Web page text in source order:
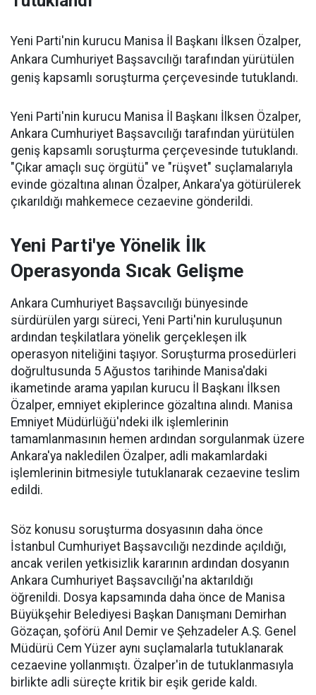
Yeni Parti'nin kurucu Manisa İl Başkanı İlksen Özalper,
Ankara Cumhuriyet Başsavcılığı tarafından yürütülen
geniş kapsamlı soruşturma çerçevesinde tutuklandı.
Yeni Parti'nin kurucu Manisa İl Başkanı İlksen Özalper,
Ankara Cumhuriyet Başsavcılığı tarafından yürütülen
geniş kapsamlı soruşturma çerçevesinde tutuklandı.
"Çıkar amaçlı suç örgütü" ve "rüşvet" suçlamalarıyla
evinde gözaltına alınan Özalper, Ankara'ya götürülerek
çıkarıldığı mahkemece cezaevine gönderildi.
Yeni Parti'ye Yönelik İlk
Operasyonda Sıcak Gelişme
Ankara Cumhuriyet Başsavcılığı bünyesinde
sürdürülen yargı süreci, Yeni Parti'nin kuruluşunun
ardından teşkilatlara yönelik gerçekleşen ilk
operasyon niteliğini taşıyor. Soruşturma prosedürleri
doğrultusunda 5 Ağustos tarihinde Manisa'daki
ikametinde arama yapılan kurucu İl Başkanı İlksen
Özalper, emniyet ekiplerince gözaltına alındı. Manisa
Emniyet Müdürlüğü'ndeki ilk işlemlerinin
tamamlanmasının hemen ardından sorgulanmak üzere
Ankara'ya nakledilen Özalper, adli makamlardaki
işlemlerinin bitmesiyle tutuklanarak cezaevine teslim
edildi.
Söz konusu soruşturma dosyasının daha önce
İstanbul Cumhuriyet Başsavcılığı nezdinde açıldığı,
ancak verilen yetkisizlik kararının ardından dosyanın
Ankara Cumhuriyet Başsavcılığı'na aktarıldığı
öğrenildi. Dosya kapsamında daha önce de Manisa
Büyükşehir Belediyesi Başkan Danışmanı Demirhan
Gözaçan, şoförü Anıl Demir ve Şehzadeler A.Ş. Genel
Müdürü Cem Yüzer aynı suçlamalarla tutuklanarak
cezaevine yollanmıştı. Özalper'in de tutuklanmasıyla
birlikte adli süreçte kritik bir eşik geride kaldı.